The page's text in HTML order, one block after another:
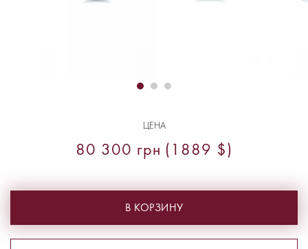
ЦЕНА
80 300 грн (1889 $)
В КОРЗИНУ